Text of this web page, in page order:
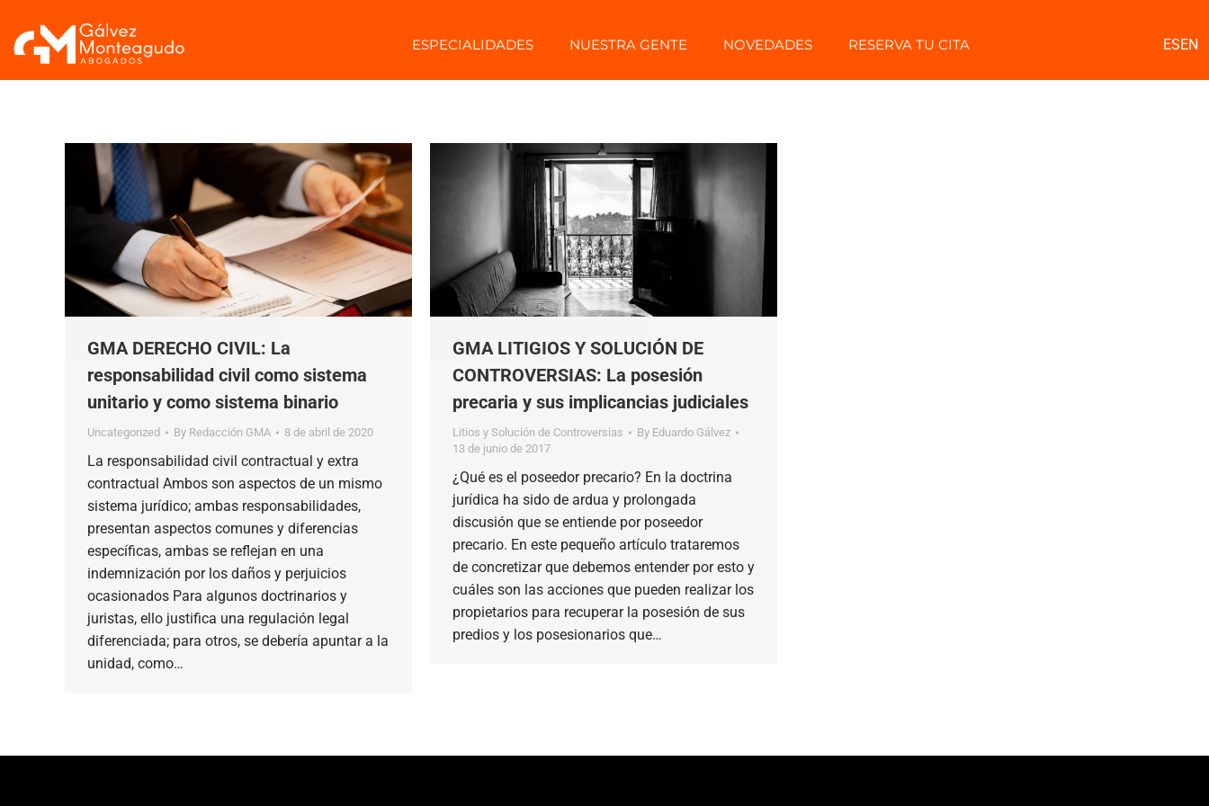
ESPECIALIDADES NUESTRA GENTE NOVEDADES RESERVA TU CITA ESEN
GMA DERECHO CIVIL: La
responsabilidad civil como sistema
unitario y como sistema binario
Uncategorized By Redacción GMA 8 de abril de 2020
La responsabilidad civil contractual y extra
contractual Ambos son aspectos de un mismo
sistema jurídico; ambas responsabilidades,
presentan aspectos comunes y diferencias
específicas, ambas se reflejan en una
indemnización por los daños y perjuicios
ocasionados Para algunos doctrinarios y
juristas, ello justifica una regulación legal
diferenciada; para otros, se debería apuntar a la
unidad, como…
GMA LITIGIOS Y SOLUCIÓN DE
CONTROVERSIAS: La posesión
precaria y sus implicancias judiciales
Litios y Solución de Controversias By Eduardo Gálvez
13 de junio de 2017
¿Qué es el poseedor precario? En la doctrina
jurídica ha sido de ardua y prolongada
discusión que se entiende por poseedor
precario. En este pequeño artículo trataremos
de concretizar que debemos entender por esto y
cuáles son las acciones que pueden realizar los
propietarios para recuperar la posesión de sus
predios y los posesionarios que…